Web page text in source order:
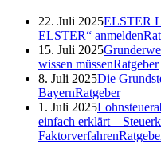
22. Juli 2025ELSTER
ELSTER“ anmelden
15. Juli 2025
wissen müssenRatgeber
8. Juli 2025Die
BayernRatgeber
1. Juli 2025
einfach erklärt –
Faktorverfahren